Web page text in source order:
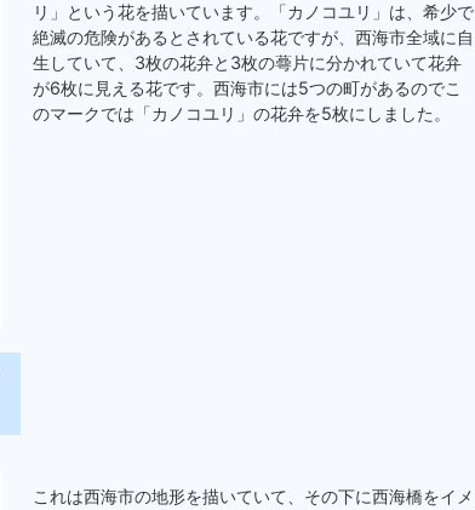
リ」という花を描いています。「カノコユリ」は、希少で
絶滅の危険があるとされている花ですが、西海市全域に自
生していて、3枚の花弁と3枚の蕚片に分かれていて花弁
が6枚に見える花です。西海市には5つの町があるのでこ
のマークでは「カノコユリ」の花弁を5枚にしました。
これは西海市の地形を描いていて、その下に西海橋をイメ